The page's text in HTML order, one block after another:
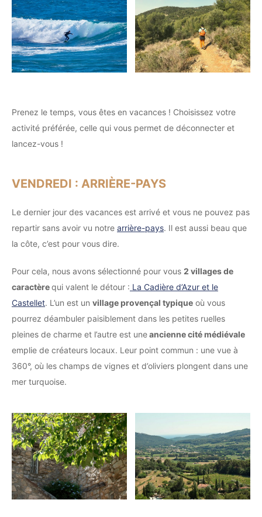
Prenez le temps, vous êtes en vacances ! Choisissez votre
activité préférée, celle qui vous permet de déconnecter et
lancez-vous !
VENDREDI : ARRIÈRE-PAYS
Le dernier jour des vacances est arrivé et vous ne pouvez pas
repartir sans avoir vu notre arrière-pays. Il est aussi beau que
la côte, c’est pour vous dire.
Pour cela, nous avons sélectionné pour vous 2 villages de
caractèrequi valent le détour : La Cadière d’Azur et le
Castellet. L’un est un village provençal typique où vous
pourrez déambuler paisiblement dans les petites ruelles
pleines de charme et l’autre est uneancienne cité médiévale
emplie de créateurs locaux. Leur point commun : une vue à
360°, où les champs de vignes et d’oliviers plongent dans une
mer turquoise.